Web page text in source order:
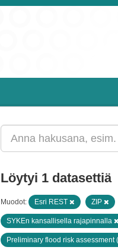
Löytyi 1 datasettiä
Muodot: Esri REST ZIP
SYKEn kansallisella rajapinnalla
Preliminary flood risk assessment